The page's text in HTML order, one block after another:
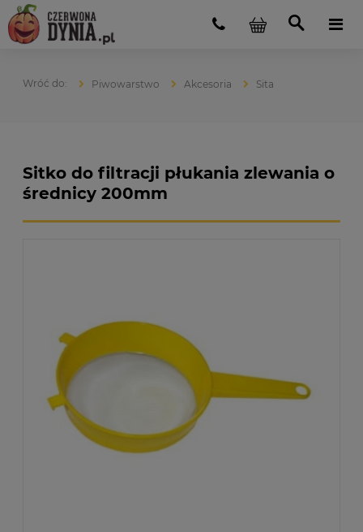
Piwowarstwo Akcesoria Sita
Sitko do filtracji płukania zlewania o
średnicy 200mm